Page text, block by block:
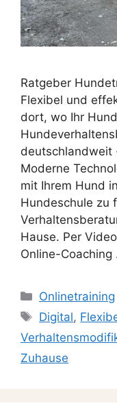
Ratgeber
Flexibel und
dort, wo Ihr
deutschlandweit
Moderne
mit Ihrem Hund
Hundeschule zu
Hause. Per
Online-Coaching
Onlinetraining
Digital,
Zuhause